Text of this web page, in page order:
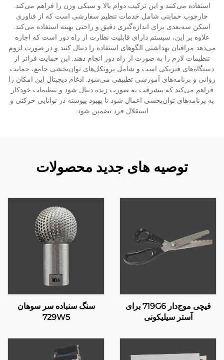
استفاده می‌کنند و این ترکیب دوام بالا و سبکی وزن را فراهم می‌کند.
چارچوب حمایتی شامل خدمات تنظیم سفارشی است که از فناوری
اسکن سه‌بعدی برای اندازه‌گیری دقیق و راحتی بهینه استفاده می‌کند.
علاوه بر این، سیستم دارای قابلیت نظارت از راه دور است که اجازه
می‌دهد مراقبان بهداشتی الگوهای استفاده را دنبال کنند و در صورت لزوم
تنظیمات لازم را به صورت از راه دور انجام دهند. این حمایت فراتر از
دستگاه‌های فیزیکی است و شامل پروتکل‌های توان‌بخشی جامع، حمایت
روانی و برنامه‌های آموزشی تطبیقی می‌شود. ادغام دیجیتال این امکان را
فراهم می‌کند که پیشرفت به صورت زنده دنبال شود و تنظیمات خودکار
به برنامه‌های توان‌بخشی اعمال شود تا بهبود پیوسته در توانایی حرکتی و
استقلال فرد تضمین شود.
توصیه های جدید محصولات
قیچی موج‌دار 719G6 برای
آستر سیلیکونی
سنگ سنباده سر سوهان
729W5